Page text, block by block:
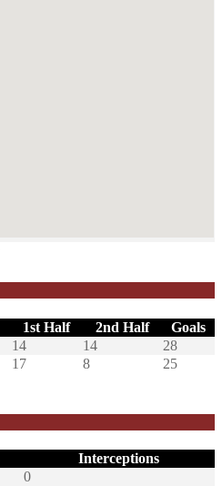
1st Half 2nd Half
Goals
14 14
28
17 8 25
Interceptions
0